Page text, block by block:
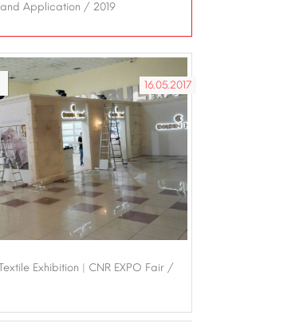
Application / 2019
16.05.2017
Exhibition | CNR EXPO Fair /